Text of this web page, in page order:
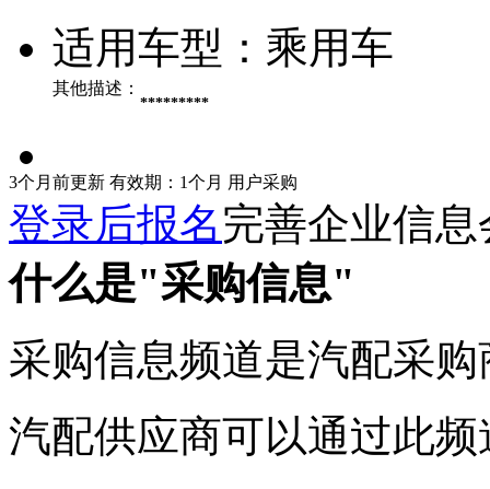
适用车型： 乘用车
其他描述：
*********
3个月前更新 有效期：1个月 用户采购
登录后报名完善企业信
什么是"采购信息"
采购信息频道是汽配采
汽配供应商可以通过此